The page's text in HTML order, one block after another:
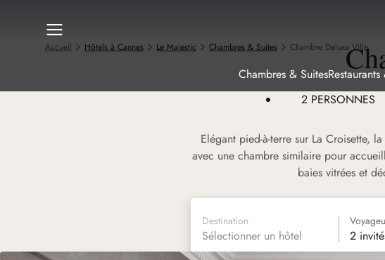
Chambres & Suites
Accueil Hôtels à Cannes Le Majestic Chambres & Suites Chambre Deluxe Ville
2 PERSONNES
Elégant pied-à-terre sur La Croisette,
avec une chambre similaire pour
baies vitrées et
Destination
Sélectionner un hôtel 2